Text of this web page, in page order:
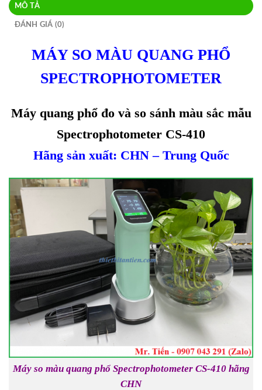
MÔ TẢ
ĐÁNH GIÁ (0)
MÁY SO MÀU QUANG PHỔ
SPECTROPHOTOMETER
Máy quang phổ đo và so sánh màu sắc mẫu
Spectrophotometer CS-410
Hãng sản xuất: CHN – Trung Quốc
Máy so màu quang phổ Spectrophotometer CS-410 hãng
CHN